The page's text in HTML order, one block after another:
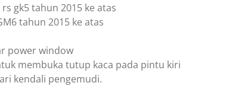
rs gk5 tahun 2015 ke atas
tahun 2015 ke atas
power window
membuka tutup kaca pada pintu kiri
kendali pengemudi.